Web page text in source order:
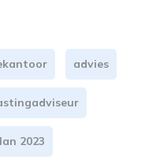
advies
2023